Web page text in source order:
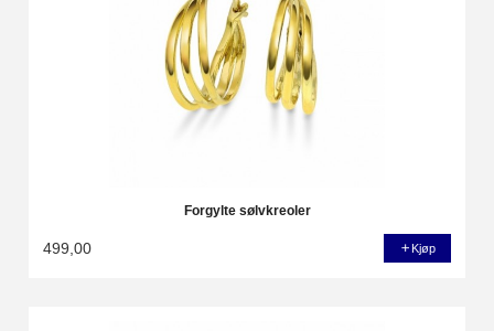
Forgylte sølvkreoler
499,00 Kjøp